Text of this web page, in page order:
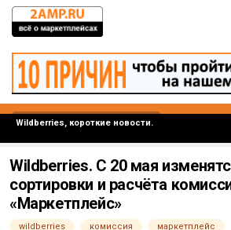
Wildberries, короткие новости.
Wildberries. С 20 мая
сортировки и расчёта
«Маркетплейс»
wildberries комиссия маркетплейс